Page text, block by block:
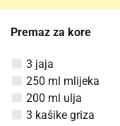
Premaz za kore
3 jaja
250 ml mlijeka
200 ml ulja
3 kašike griza